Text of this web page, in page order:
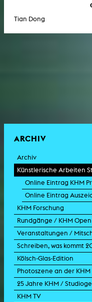
Tian Dong
ARCHIV
Archiv
Künstlerische Arbeiten
Online Eintrag KHM
Online Eintrag
KHM Forschung
Rundgänge / KHM Open
Veranstaltungen /
Schreiben, was kommt
Kölsch-Glas-Edition
Photoszene an der KHM
25 Jahre KHM /
KHM TV